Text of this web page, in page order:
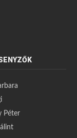
Péter